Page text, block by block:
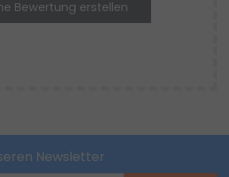
Bewertung erstellen
Newsletter